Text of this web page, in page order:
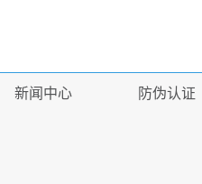
新闻中心 防伪认证